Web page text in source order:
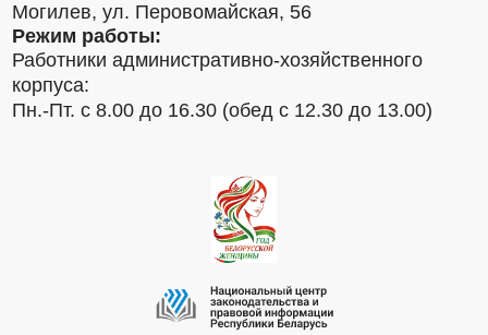
Могилев, ул. Перовомайская, 56
Режим работы:
Работники административно-хозяйственного
корпуса:
Пн.-Пт. с 8.00 до 16.30 (обед с 12.30 до 13.00)